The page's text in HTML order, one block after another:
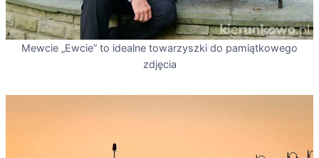
Mewcie „Ewcie” to idealne towarzyszki do pamiątkowego
zdjęcia